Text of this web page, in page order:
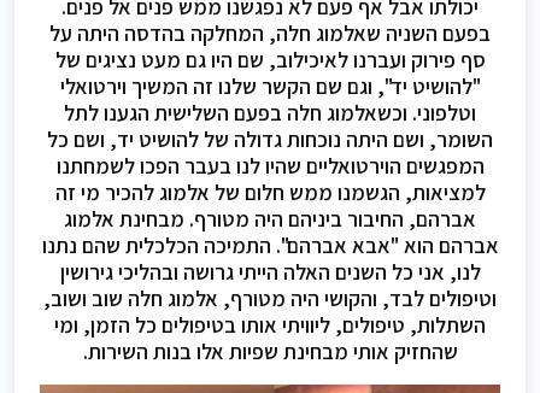
יכולתו אבל אף פעם לא נפגשנו ממש פנים אל פנים.
בפעם השניה שאלמוג חלה, המחלקה בהדסה היתה על
סף פירוק ועברנו לאיכילוב, שם היו גם מעט נציגים של
"להושיט יד", וגם שם הקשר שלנו זה המשיך וירטואלי
וטלפוני. וכשאלמוג חלה בפעם השלישית הגענו לתל
השומר, ושם היתה נוכחות גדולה של להושיט יד, ושם כל
המפגשים הוירטואליים שהיו לנו בעבר הפכו לשמחתנו
למציאות, הגשמנו ממש חלום של אלמוג להכיר מי זה
אברהם, החיבור ביניהם היה מטורף. מבחינת אלמוג
אברהם הוא "אבא אברהם". התמיכה הכלכלית שהם נתנו
לנו, אני כל השנים האלה הייתי גרושה ובהליכי גירושין
וטיפולים לבד, והקושי היה מטורף, אלמוג חלה שוב ושוב,
השתלות, טיפולים, ליוויתי אותו בטיפולים כל הזמן, ומי
שהחזיק אותי מבחינת שפיות אלו בנות השירות.